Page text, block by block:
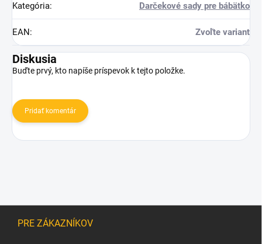
Kategória: Darčekové sady pre bábätko
EAN: Zvoľte variant
Diskusia
Buďte prvý, kto napíše príspevok k tejto položke.
Pridať komentár
PRE ZÁKAZNÍKOV